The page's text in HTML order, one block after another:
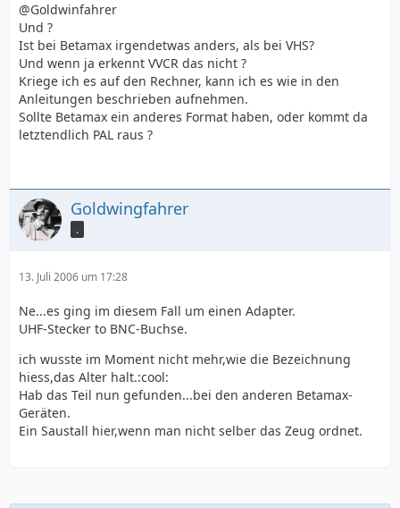
@Goldwinfahrer
Und ?
Ist bei Betamax irgendetwas anders, als bei VHS?
Und wenn ja erkennt VVCR das nicht ?
Kriege ich es auf den Rechner, kann ich es wie in den
Anleitungen beschrieben aufnehmen.
Sollte Betamax ein anderes Format haben, oder kommt da
letztendlich PAL raus ?
Goldwingfahrer
.
13. Juli 2006 um 17:28
Ne...es ging im diesem Fall um einen Adapter.
UHF-Stecker to BNC-Buchse.
ich wusste im Moment nicht mehr,wie die Bezeichnung
hiess,das Alter halt.:cool:
Hab das Teil nun gefunden...bei den anderen Betamax-
Geräten.
Ein Saustall hier,wenn man nicht selber das Zeug ordnet.